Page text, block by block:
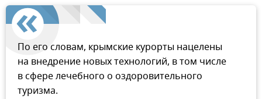
По его словам, крымские курорты нацелены
на внедрение новых технологий, в том числе
в сфере лечебного о оздоровительного
туризма.